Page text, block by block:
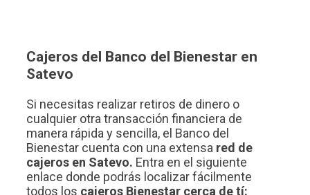
Cajeros del Banco del Bienestar en
Satevo
Si necesitas realizar retiros de dinero o
cualquier otra transacción financiera de
manera rápida y sencilla, el Banco del
Bienestar cuenta con una extensa red de
cajeros en Satevo. Entra en el siguiente
enlace donde podrás localizar fácilmente
todos los cajeros Bienestar cerca de tí: